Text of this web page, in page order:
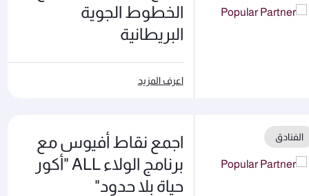
الخطوط الجوية
البريطانية
اعرف المزيد
الفنادق
اجمع نقاط أفيوس مع
برنامج الولاء ALL "أكور
حياة بلا حدود"